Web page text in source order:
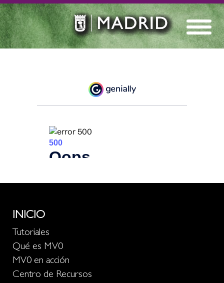
INICIO
Tutoriales
Qué es MV0
MV0 en acción
Centro de Recursos